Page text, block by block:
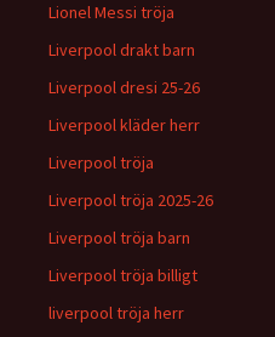
Lionel Messi tröja
Liverpool drakt barn
Liverpool dresi 25-26
Liverpool kläder herr
Liverpool tröja
Liverpool tröja 2025-26
Liverpool tröja barn
Liverpool tröja billigt
liverpool tröja herr